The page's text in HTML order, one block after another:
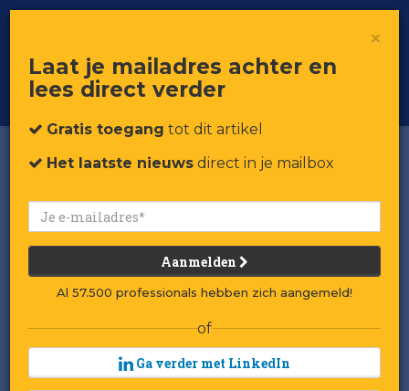
Voor professionals in retail & brands
Toggle
×
Laat je mailadres achter en
lees direct verder
Gratis toegang tot dit artikel
Het laatste nieuws direct in je mailbox
Aanmelden
Al 57.500 professionals hebben zich aangemeld!
of
Ga verder met LinkedIn